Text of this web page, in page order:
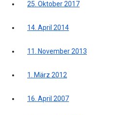
25. Oktober 2017
14. April 2014
11. November 2013
1. März 2012
16. April 2007